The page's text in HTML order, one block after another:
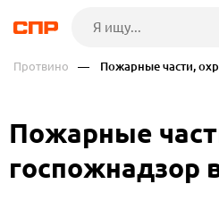
Протвино — Пожарные части,
Пожарные
госпожнадзор